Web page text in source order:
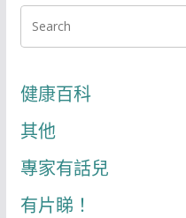
健康百科
其他
專家有話兒
有片睇！